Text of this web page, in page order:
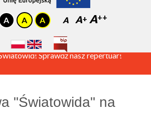
A A A
"Światowida" na